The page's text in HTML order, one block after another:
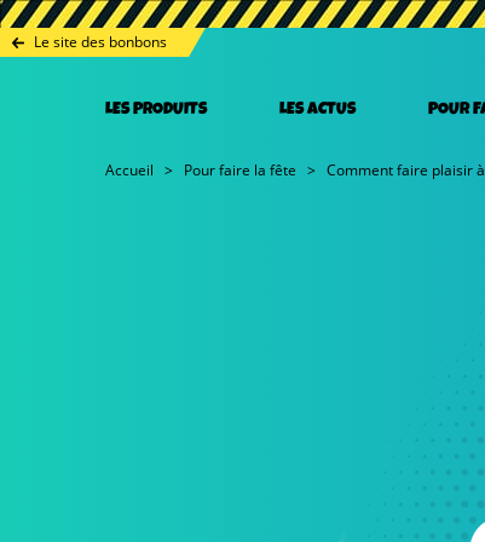
LES PRODUITS LES ACTUS POUR
Le site des bonbons
Accueil Pour faire la fête Comment faire plaisir